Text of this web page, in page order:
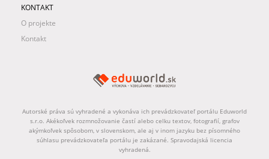
KONTAKT
O projekte
Kontakt
Autorské práva sú vyhradené a vykonáva ich prevádzkovateľ portálu Eduworld
s.r.o. Akékoľvek rozmnožovanie častí alebo celku textov, fotografií, grafov
akýmkoľvek spôsobom, v slovenskom, ale aj v inom jazyku bez písomného
súhlasu prevádzkovateľa portálu je zakázané. Spravodajská licencia
vyhradená.